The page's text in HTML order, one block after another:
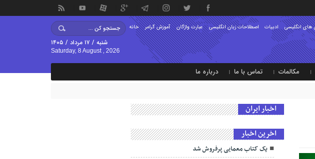
خانه آموزش گرامر عبارت واژگان اصطلاحات زبان انگلیسی ادبیات های انگلیسی
شنبه / ۱۷ مرداد / ۱۴۰۵
Saturday, 8 August , 2026
مکالمات تماس با ما درباره ما
اخبار ایران
اخرین اخبار
یک کتاب معمایی پرفروش شد